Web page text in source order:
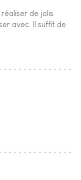
de jolis
avec. Il suffit de